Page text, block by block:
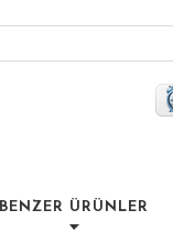
BENZER ÜRÜNLER